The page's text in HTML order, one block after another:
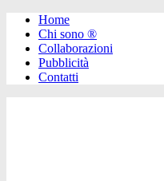
Home
Chi sono ®️
Collaborazioni
Pubblicità
Contatti